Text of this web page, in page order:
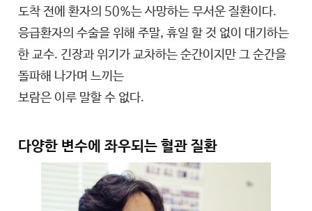
도착 전에 환자의 50%는 사망하는 무서운 질환이다.
응급환자의 수술을 위해 주말, 휴일 할 것 없이 대기하는
한 교수. 긴장과 위기가 교차하는 순간이지만 그 순간을
돌파해 나가며 느끼는
보람은 이루 말할 수 없다.
다양한 변수에 좌우되는 혈관 질환